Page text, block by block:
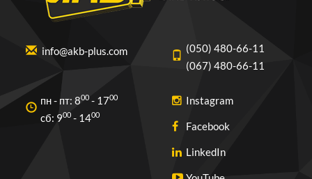
info@akb-plus.com
(050) 480-66-11
(067) 480-66-11
пн - пт: 800 - 1700
cб: 900 - 1400
Instagram
Facebook
LinkedIn